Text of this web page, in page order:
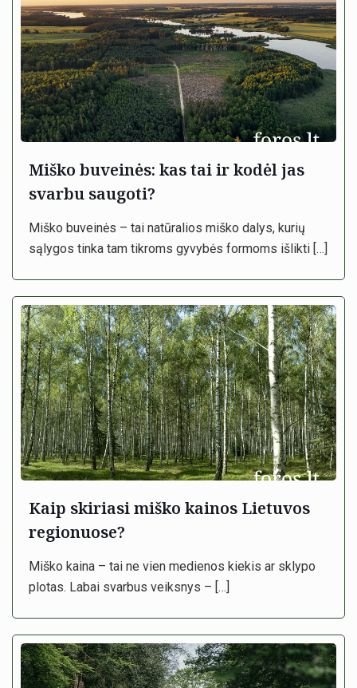
Miško buveinės: kas tai ir kodėl jas
svarbu saugoti?
Miško buveinės – tai natūralios miško dalys, kurių
sąlygos tinka tam tikroms gyvybės formoms išlikti […]
Kaip skiriasi miško kainos Lietuvos
regionuose?
Miško kaina – tai ne vien medienos kiekis ar sklypo
plotas. Labai svarbus veiksnys – […]